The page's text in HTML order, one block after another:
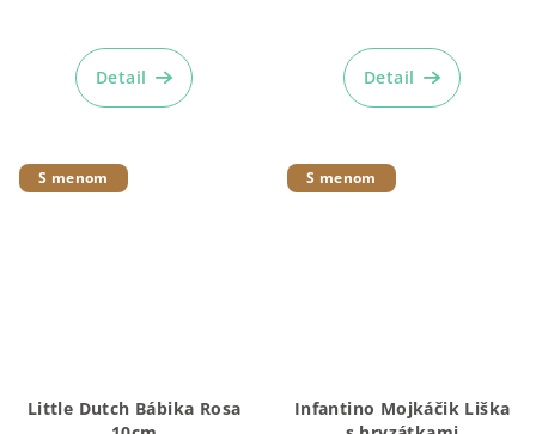
Detail Detail
S menom
Little Dutch Bábika Rosa
S menom
Infantino Mojkáčik Liška